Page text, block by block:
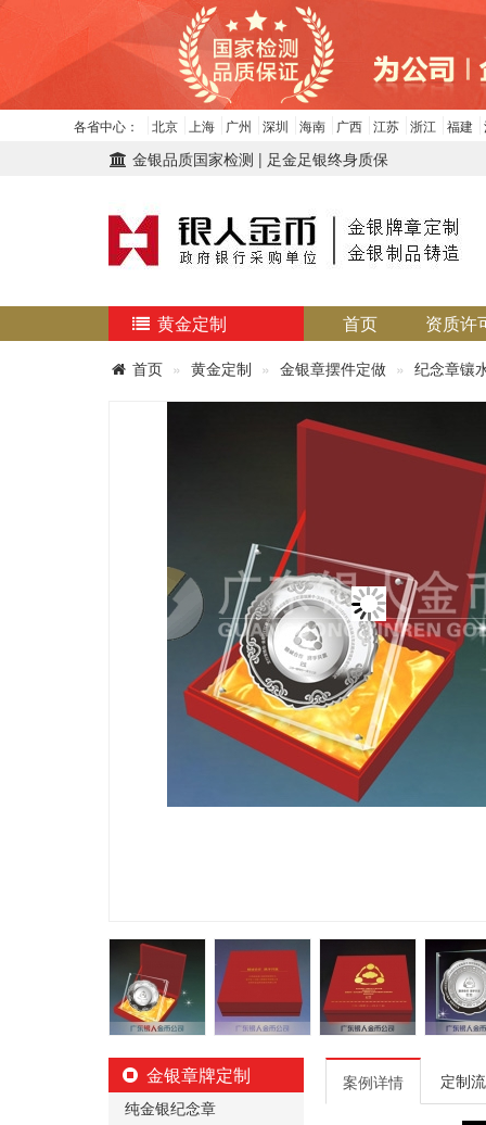
各省中心： 北京 上海 广州 深圳 海南 广西 江苏 浙江 福建
金银品质国家检测 | 足金足银终身质保
黄金定制 首页 资质许
首页 黄金定制 金银章摆件定做 纪念章镶
金银章牌定制
纯金银纪念章
案例详情 定制